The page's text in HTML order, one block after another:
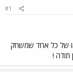
#1
של כל אחד שמשחק
תודה !